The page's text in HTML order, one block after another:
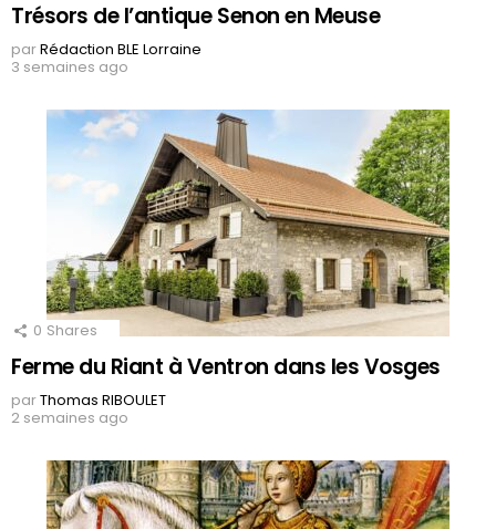
Trésors de l’antique Senon en Meuse
parRédaction BLE Lorraine
3 semaines ago
0 Shares
Ferme du Riant à Ventron dans les Vosges
parThomas RIBOULET
2 semaines ago